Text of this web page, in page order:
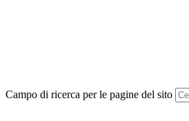
Campo di ricerca per le pagine del sito